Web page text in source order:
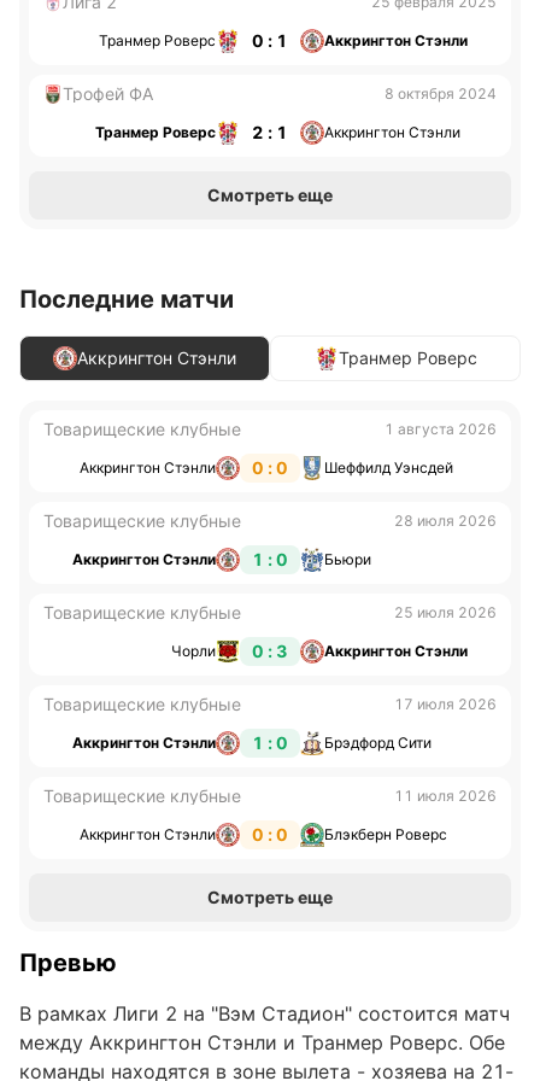
Транмер Роверс 0 : 1 Аккрингтон Стэнли
Трофей ФА 8 октября 2024
Транмер Роверс 2 : 1 Аккрингтон Стэнли
Смотреть еще
Последние матчи
Аккрингтон Стэнли Транмер Роверс
Товарищеские клубные 1 августа 2026
Аккрингтон Стэнли 0 : 0 Шеффилд Уэнсдей
Товарищеские клубные 28 июля 2026
Аккрингтон Стэнли 1 : 0 Бьюри
Товарищеские клубные 25 июля 2026
Чорли 0 : 3 Аккрингтон Стэнли
Товарищеские клубные 17 июля 2026
Аккрингтон Стэнли 1 : 0 Брэдфорд Сити
Товарищеские клубные 11 июля 2026
Аккрингтон Стэнли 0 : 0 Блэкберн Роверс
Смотреть еще
Превью
В рамках Лиги 2 на "Вэм Стадион" состоится матч
между Аккрингтон Стэнли и Транмер Роверс. Обе
команды находятся в зоне вылета - хозяева на 21-